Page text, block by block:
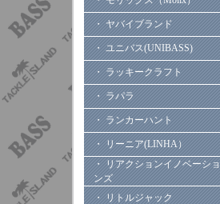
・ ヤバイブランド
・ ユニバス(UNIBASS)
・ ラッキークラフト
・ ラパラ
・ ランカーハント
・ リーニア(LINHA）
・ リアクションイノベーショ
ンズ
・ リトルジャック